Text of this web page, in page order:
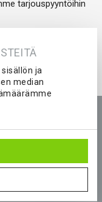
ja
median
tarjouspyyntöihin
asut joukkueelle
toteutus: